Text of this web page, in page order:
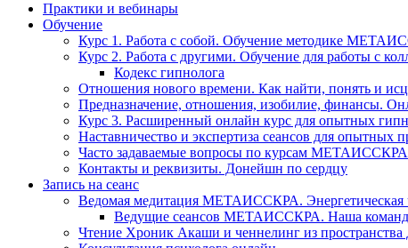
Практики и вебинары
Обучение
Курс 1. Работа с собой. Обучение методике
Курс 2. Работа с другими. Обучение для работы с
Кодекс гипнолога
Отношения нового времени. Как найти, понять и
Предназначение, отношения, изобилие, финансы.
Курс 3. Расширенный онлайн курс для опытных
Наставничество и экспертиза сеансов для опытных
Часто задаваемые вопросы по курсам МЕТАИССКРА
Контакты и реквизиты. Донейшн по сердцу
Запись на сеанс
Ведомая медитация МЕТАИССКРА. Энергетическая
Ведущие сеансов МЕТАИССКРА. Наша
Чтение Хроник Акаши и ченнелинг из